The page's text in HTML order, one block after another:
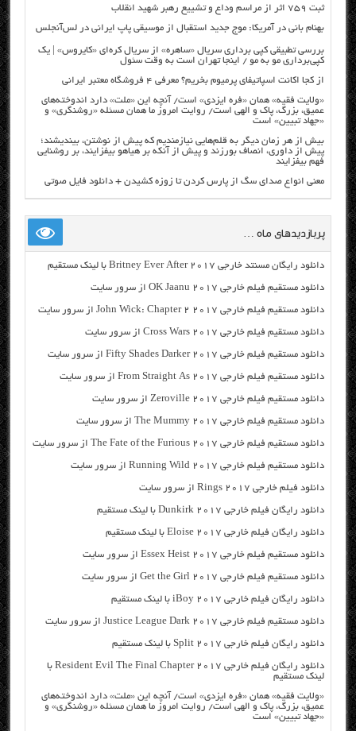
ثبت ۷۵۹ اثر از مراسم وداع و تشییع رهبر شهید انقلاب
بهنام بانی در آمریکا: موج جدید استقبال از موسیقی پاپ ایرانی در لس‌آنجلس
بررسی تطبیقی کپی برداری سریال «ساهره» از سریال کره‌ای «کایروس» | یک
کپی‌برداری مو به مو / اینجا تهران است به وقت سئول
از کجا اکانت اسپاتیفای پرمیوم بخریم؟ معرفی ۴ فروشگاه معتبر ایرانی
«ولایت فقیه» همان «فره ایزدی» است/ آنچه این «ملت» دارد اندوخته‌های
عمیق، بزرگ، پاک و الهی است/ روایت امروز ما همان مسئله «روشنگری» و
«جهاد تبیین» است
بیش از هر زمان دیگر به قلم‌هایی نیازمندیم که پیش از نوشتن، بیندیشند؛
پیش از داوری، انصاف بورزند و پیش از آنکه بر هیاهو بیفزایند، بر روشنایی
فهم بیفزایند
معنی انواع صدای سگ از پارس کردن تا زوزه کشیدن + دانلود فایل صوتی
پربازدیدهای ماه …
دانلود رایگان مسنتد خارجی Britney Ever After 2017 با لینک مستقیم
دانلود مستقیم فیلم خارجی OK Jaanu 2017 از سرور سایت
دانلود مستقیم فیلم خارجی John Wick: Chapter 2 2017 از سرور سایت
دانلود مستقیم فیلم خارجی Cross Wars 2017 از سرور سایت
دانلود مستقیم فیلم خارجی Fifty Shades Darker 2017 از سرور سایت
دانلود مستقیم فیلم خارجی From Straight As 2017 از سرور سایت
دانلود مستقیم فیلم خارجی Zeroville 2017 از سرور سایت
دانلود مستقیم فیلم خارجی The Mummy 2017 از سرور سایت
دانلود مستقیم فیلم خارجی The Fate of the Furious 2017 از سرور سایت
دانلود مستقیم فیلم خارجی Running Wild 2017 از سرور سایت
دانلود فیلم خارجی Rings 2017 از سرور سایت
دانلود رایگان فیلم خارجی Dunkirk 2017 با لینک مستقیم
دانلود رایگان فیلم خارجی Eloise 2017 با لینک مستقیم
دانلود مستقیم فیلم خارجی Essex Heist 2017 از سرور سایت
دانلود مستقیم فیلم خارجی Get the Girl 2017 از سرور سایت
دانلود رایگان فیلم خارجی iBoy 2017 با لینک مستقیم
دانلود مستقیم فیلم خارجی Justice League Dark 2017 از سرور سایت
دانلود رایگان فیلم خارجی Split 2017 با لینک مستقیم
دانلود رایگان فیلم خارجی Resident Evil The Final Chapter 2017 با
لینک مستقیم
«ولایت فقیه» همان «فره ایزدی» است/ آنچه این «ملت» دارد اندوخته‌های
عمیق، بزرگ، پاک و الهی است/ روایت امروز ما همان مسئله «روشنگری» و
«جهاد تبیین» است